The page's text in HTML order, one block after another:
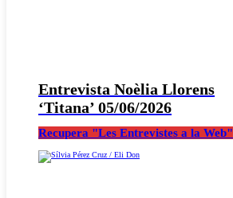
Entrevista Noèlia Llorens
‘Titana’ 05/06/2026
Recupera "Les Entrevistes a la Web"